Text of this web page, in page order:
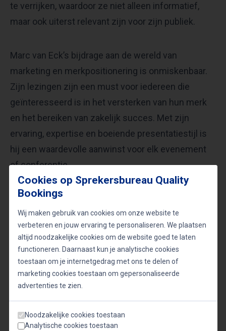
te verrijken, waardoor ze niet alleen informatief,
maar ook uiterst relevant zijn voor zijn publiek.
Marc van Eck’s bijdrage aan de wereld van
marketing en merkpositionering is onmiskenbaar.
Zijn lezingen zijn een must voor iedereen die
geïnteresseerd is in het versterken van hun merk
en het bereiken van zakelijk succes. Met zijn
ervaring, expertise en boeiende presentatiestijl is
hij een waardevolle aanwinst voor elk evenement
of conferentie.
Onderwerpen
Innovatie Leiderschap Management sprekers
Marketing Schrijvers & auteurs
Video's
Cookies op Sprekersbureau Quality
Bookings
Wij maken gebruik van cookies om onze website te
verbeteren en jouw ervaring te personaliseren. We plaatsen
altijd noodzakelijke cookies om de website goed te laten
functioneren. Daarnaast kun je analytische cookies
toestaan om je internetgedrag met ons te delen of
marketing cookies toestaan om gepersonaliseerde
advertenties te zien.
Noodzakelijke cookies toestaan
Analytische cookies toestaan